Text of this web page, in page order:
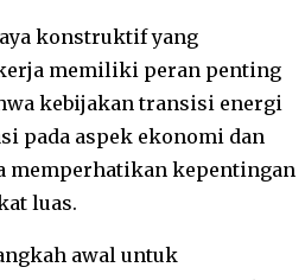
konstruktif yang
memiliki peran penting
kebijakan transisi energi
pada aspek ekonomi dan
memperhatikan kepentingan
luas.
awal untuk